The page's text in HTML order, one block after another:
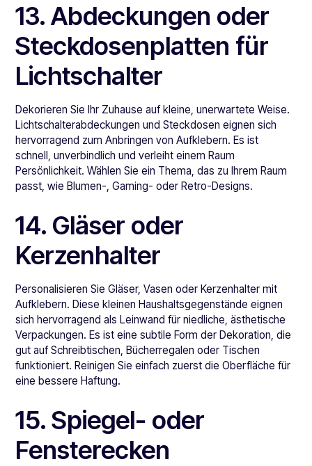
13. Abdeckungen oder
Steckdosenplatten für
Lichtschalter
Dekorieren Sie Ihr Zuhause auf kleine, unerwartete Weise.
Lichtschalterabdeckungen und Steckdosen eignen sich
hervorragend zum Anbringen von Aufklebern. Es ist
schnell, unverbindlich und verleiht einem Raum
Persönlichkeit. Wählen Sie ein Thema, das zu Ihrem Raum
passt, wie Blumen-, Gaming- oder Retro-Designs.
14. Gläser oder
Kerzenhalter
Personalisieren Sie Gläser, Vasen oder Kerzenhalter mit
Aufklebern. Diese kleinen Haushaltsgegenstände eignen
sich hervorragend als Leinwand für niedliche, ästhetische
Verpackungen. Es ist eine subtile Form der Dekoration, die
gut auf Schreibtischen, Bücherregalen oder Tischen
funktioniert. Reinigen Sie einfach zuerst die Oberfläche für
eine bessere Haftung.
15. Spiegel- oder
Fensterecken